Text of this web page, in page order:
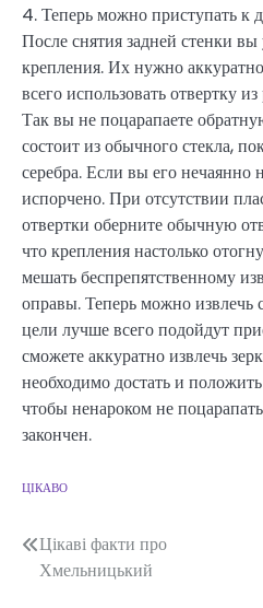
4. Теперь можно приступать к
После снятия задней стенки
крепления. Их нужно
всего использовать отвертку
Так вы не поцарапаете
состоит из обычного стекла,
серебра. Если вы его нечаянно
испорчено. При отсутствии
отвертки оберните обычную
что крепления настолько
мешать беспрепятственному
оправы. Теперь можно извлечь
цели лучше всего подойдут
сможете аккуратно извлечь
необходимо достать и
чтобы ненароком не
закончен.
ЦІКАВО
Навігація
записів
Цікаві факти про
Хмельницький